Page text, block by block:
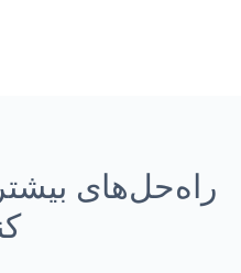
راه‌حل‌های